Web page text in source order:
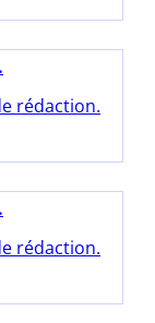
rédaction.
rédaction.